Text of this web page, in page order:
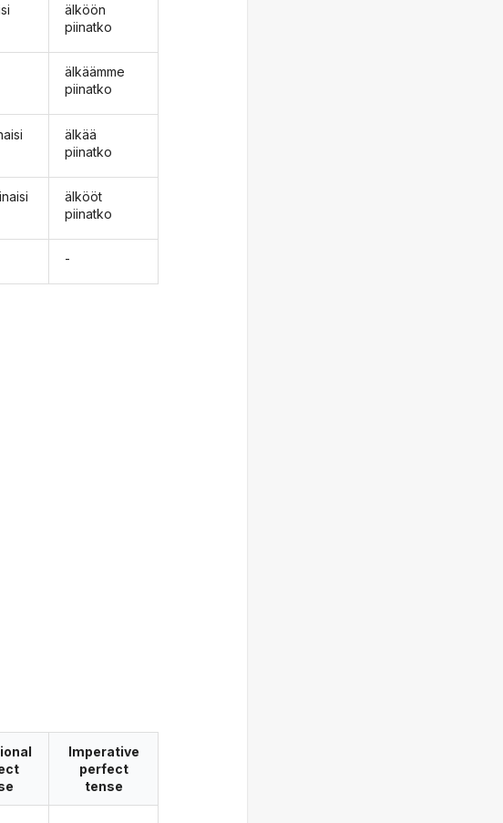
älköön
piinatko
älkäämme
piinatko
älkää
piinatko
älkööt
piinatko
-
Imperative
perfect
tense